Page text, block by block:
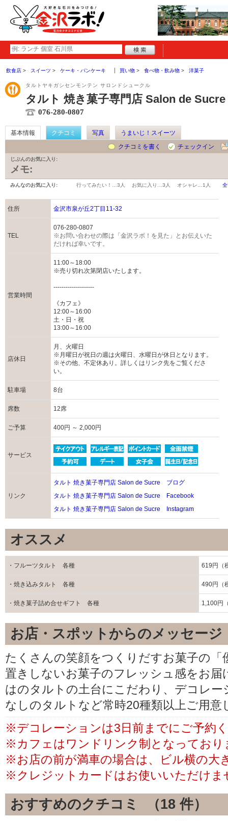
飲食店 スイーツ ケーキ・パンケーキ 買い物 食べ物・飲み物 洋菓子
タルトヤキガシセンモンテン サロンドシュークル
タルト 焼き菓子専門店 Salon de Sucre
076-280-0807
基本情報 クチコミ 写真
うまいじ！スイーツ
クチコミを書く
チェックイン
じぶんのお気に入り:
メモ:
みんなのお気に入り: 行ってみたい！… 3人 お気に入り… 3人 オシャレ… 1人
住所 金沢市泉が丘2丁目11-32
TEL
076-280-0807
※お問い合わせの際は「金沢ラボ！を見た」とお伝えいた
だければ幸いです。
営業時間
11:00～18:00
※売り切れ次第閉店いたします。
--------------------
《カフェ》
12:00～16:00
土・日・祝
13:00～16:00
店休日
月、火曜日
※月曜日が祝日の週は火曜日、水曜日が休日となります。
※その他、不定休あり。詳しくはリンク先をご覧くださ
い。
駐車場 8台
席数 12席
ご予算 400円 ～ 2,000円
サービス
リンク
タルト 焼き菓子専門店 Salon de Sucre ブログ
タルト 焼き菓子専門店 Salon de Sucre Facebook
タルト 焼き菓子専門店 Salon de Sucre Instagram
オススメ
・フルーツタルト 各種 619円（
・焼き込みタルト 各種 490円（
・焼き菓子詰め合せギフト 各種 1,100円
お店・スポットからのメッセージ
たくさんの笑顔をつくりだすお菓子の「
置きしないお菓子のフレッシュ感をお
はのタルトの土台にこだわり、デコレ
なしのタルトなど常時20種類以上ご用意
※デコレーションは3日前までにご予約
※カフェはワンドリンク制となっており
※お店の前が満車の場合は、ビル横の大
※クレジットカードはお使いいただけま
おすすめのクチコミ （18 件）